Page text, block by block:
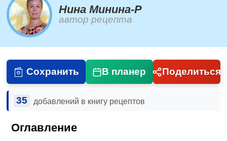
Нина Минина-Р
автор рецепта
Сохранить В планер Поделиться
35 добавлений в книгу рецептов
Оглавление